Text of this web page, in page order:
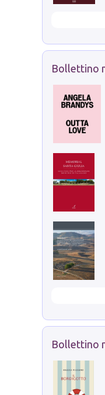
Bollettino
Bollettino